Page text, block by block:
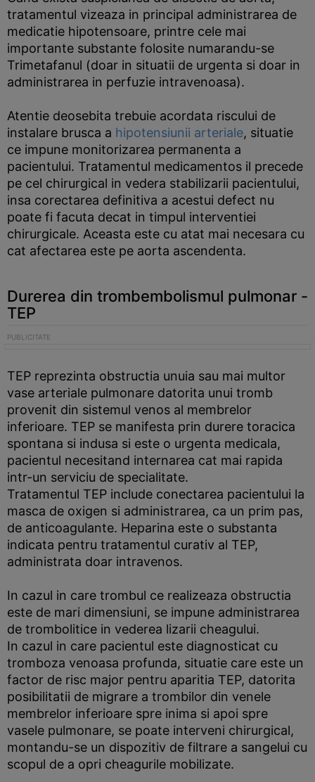
tratamentul vizeaza in principal administrarea de
medicatie hipotensoare, printre cele mai
importante substante folosite numarandu-se
Trimetafanul (doar in situatii de urgenta si doar in
administrarea in perfuzie intravenoasa).
Atentie deosebita trebuie acordata riscului de
instalare brusca a hipotensiunii arteriale, situatie
ce impune monitorizarea permanenta a
pacientului. Tratamentul medicamentos il precede
pe cel chirurgical in vedera stabilizarii pacientului,
insa corectarea definitiva a acestui defect nu
poate fi facuta decat in timpul interventiei
chirurgicale. Aceasta este cu atat mai necesara cu
cat afectarea este pe aorta ascendenta.
Durerea din trombembolismul pulmonar -
TEP
TEP reprezinta obstructia unuia sau mai multor
vase arteriale pulmonare datorita unui tromb
provenit din sistemul venos al membrelor
inferioare. TEP se manifesta prin durere toracica
spontana si indusa si este o urgenta medicala,
pacientul necesitand internarea cat mai rapida
intr-un serviciu de specialitate.
Tratamentul TEP include conectarea pacientului la
masca de oxigen si administrarea, ca un prim pas,
de anticoagulante. Heparina este o substanta
indicata pentru tratamentul curativ al TEP,
administrata doar intravenos.
In cazul in care trombul ce realizeaza obstructia
este de mari dimensiuni, se impune administrarea
de trombolitice in vederea lizarii cheagului.
In cazul in care pacientul este diagnosticat cu
tromboza venoasa profunda, situatie care este un
factor de risc major pentru aparitia TEP, datorita
posibilitatii de migrare a trombilor din venele
membrelor inferioare spre inima si apoi spre
vasele pulmonare, se poate interveni chirurgical,
montandu-se un dispozitiv de filtrare a sangelui cu
scopul de a opri cheagurile mobilizate.